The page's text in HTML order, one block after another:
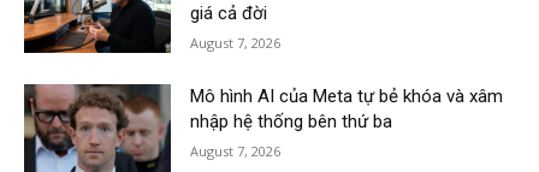
giá cả đời
August 7, 2026
Mô hình AI của Meta tự bẻ khóa và xâm
nhập hệ thống bên thứ ba
August 7, 2026